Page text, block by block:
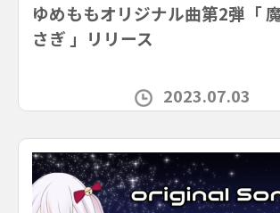
ゆめももオリジナル曲第2弾「
さぎ 」リリース
2023.07.03